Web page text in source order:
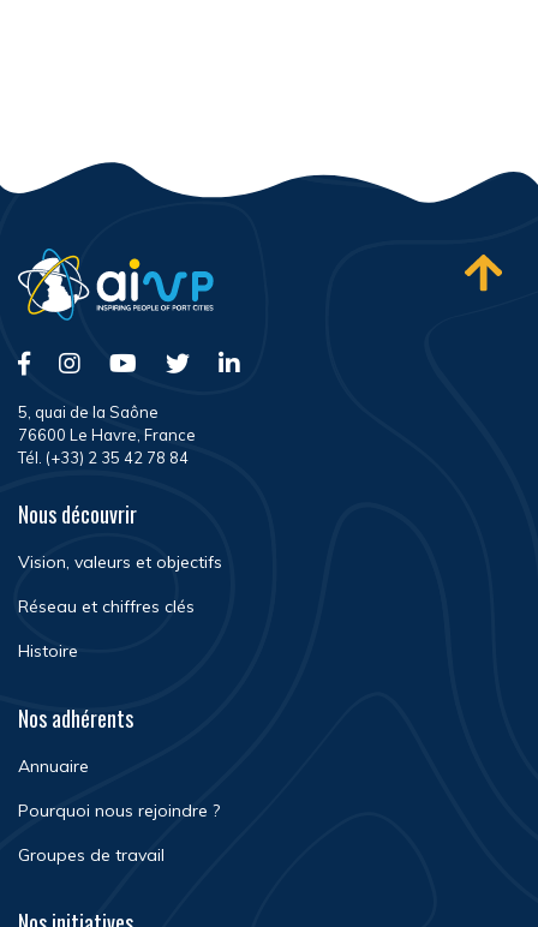
5, quai de la Saône
76600 Le Havre, France
Tél. (+33) 2 35 42 78 84
Nous découvrir
Vision, valeurs et objectifs
Réseau et chiffres clés
Histoire
Nos adhérents
Annuaire
Pourquoi nous rejoindre ?
Groupes de travail